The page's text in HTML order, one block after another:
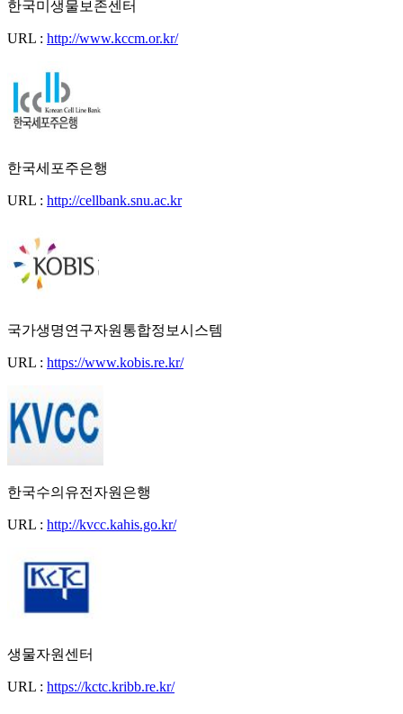
한국미생물보존센터
URL : http://www.kccm.or.kr/
한국세포주은행
URL : http://cellbank.snu.ac.kr
국가생명연구자원통합정보시스템
URL : https://www.kobis.re.kr/
한국수의유전자원은행
URL : http://kvcc.kahis.go.kr/
생물자원센터
URL : https://kctc.kribb.re.kr/